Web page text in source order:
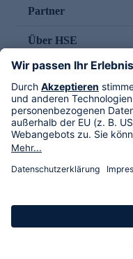
Partner
Über HSE
Im TV
HSE International